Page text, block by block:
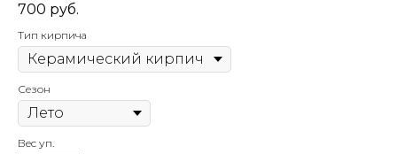
700 руб.
Тип кирпича
Сезон
Вес уп.